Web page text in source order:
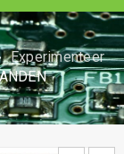
Experimenteer